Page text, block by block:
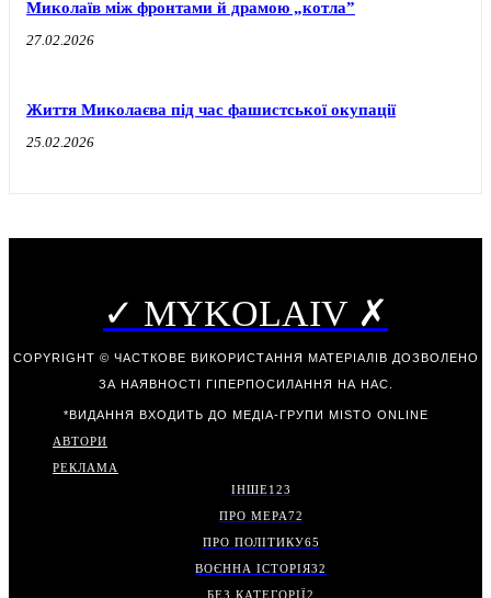
Миколаїв між фронтами й драмою „котла”
27.02.2026
Життя Миколаєва під час фашистської окупації
25.02.2026
✓ MYKOLAIV ✗
COPYRIGHT © ЧАСТКОВЕ ВИКОРИСТАННЯ МАТЕРІАЛІВ ДОЗВОЛЕНО
ЗА НАЯВНОСТІ ГІПЕРПОСИЛАННЯ НА НАС.
*ВИДАННЯ ВХОДИТЬ ДО МЕДІА-ГРУПИ MISTO ONLINE
АВТОРИ
РЕКЛАМА
ІНШЕ123
ПРО МЕРА72
ПРО ПОЛІТИКУ65
ВОЄННА ІСТОРІЯ32
БЕЗ КАТЕГОРІЇ2